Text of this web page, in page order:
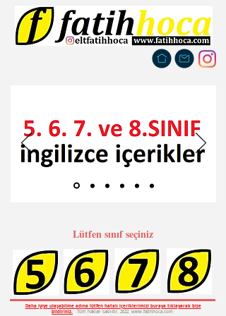
Lütfen sınıf seçiniz
Daha iyiye ulaşabilme adına lütfen hatalı içeriklerimizi buraya tıklayarak bize
bildiriniz. Tüm hakları saklıdır. 2022. www.fatihhoca.com